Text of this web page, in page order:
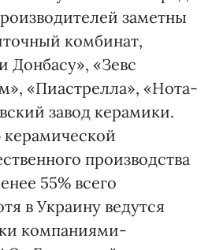
заметны
комбинат,
Донбасу», «Зевс
«Пиастрелла», «Нота-
завод керамики.
производства
55% всего
в Украину ведутся
компаниями-